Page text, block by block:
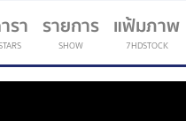
รา รายการ
SHOW
แฟ้มภาพ
7HDSTOCK